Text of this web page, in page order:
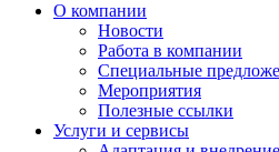
О компании
Новости
Работа в компании
Специальные
Мероприятия
Полезные ссылки
Услуги и сервисы